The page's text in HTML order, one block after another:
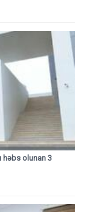
həbs olunan 3